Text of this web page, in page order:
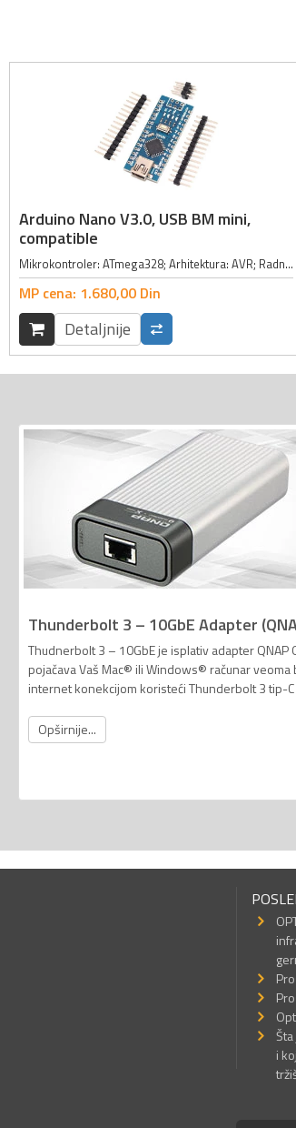
Arduino Nano V3.0, USB BM mini,
compatible
Mikrokontroler: ATmega328; Arhitektura: AVR; Radni napon: 5V; Flash memorija: 32KB (od kojih 2KB koristi bootloader); SRAM: 2KB; EEPROM: 1KB; Radni takt: 16MHz; Jednosmerna struja po I/O pinu: 40mA; Karakteristike:; - Digitalni...
MP cena: 1.680,00 Din
Detaljnije
Thunderbolt 3 – 10GbE Adapter
Thudnerbolt 3 – 10GbE je isplativ adapter QNAP
pojačava Vaš Mac® ili Windows® računar veoma
internet konekcijom koristeći Thunderbolt 3 tip-
Opširnije...
i